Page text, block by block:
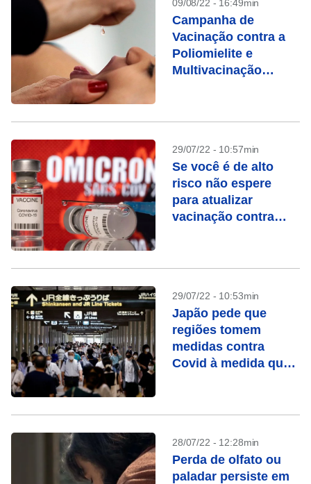
09/08/22 - 16:49min
Campanha de
Vacinação contra a
Poliomielite e
Multivacinação
29/07/22 - 10:57min
Se você é de alto
risco não espere
para atualizar
vacinação contra
29/07/22 - 10:53min
Japão pede que
regiões tomem
medidas contra
Covid à medida que
28/07/22 - 12:28min
Perda de olfato ou
paladar persiste em